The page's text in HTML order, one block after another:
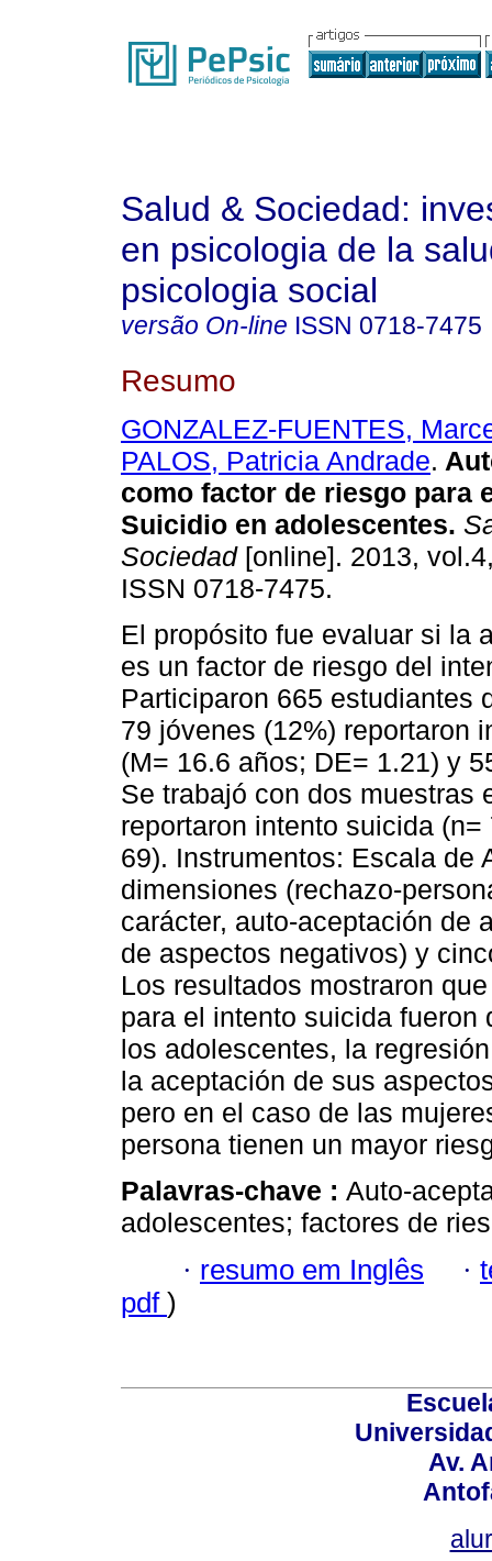
Salud & Sociedad:
en psicologia de la
psicologia social
versão On-line ISSN 0718-7475
Resumo
GONZALEZ-FUENTES,
PALOS, Patricia Andrade.
como factor de riesgo para
Suicidio en adolescentes.
Sociedad[online]. 2013,
ISSN 0718-7475.
El propósito fue evaluar si la
es un factor de riesgo del
Participaron 665 estudiantes
79 jóvenes (12%) reportaron
(M= 16.6 años; DE= 1.21) y
Se trabajó con dos muestras
reportaron intento suicida
69). Instrumentos: Escala de
dimensiones (rechazo-
carácter, auto-aceptación de
de aspectos negativos) y
Los resultados mostraron
para el intento suicida
los adolescentes, la
la aceptación de sus
pero en el caso de las
persona tienen un mayor
Palavras-chave : Auto-
adolescentes; factores de
· resumo em Inglês ·
pdf )
Av.